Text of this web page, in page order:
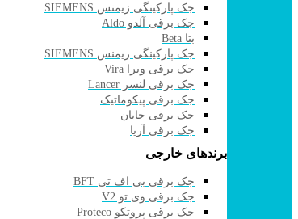
جک پارکینگی زیمنس SIEMENS
جک برقی آلدو Aldo
بتا Beta
جک پارکینگی زیمنس SIEMENS
جک برقی ویرا Vira
جک برقی لنسر Lancer
جک برقی پیکوماتیک
جک برقی جابان
جک برقی آریا
برندهای خارجی
جک برقی بی اف تی BFT
جک برقی وی تو V2
جک برقی پروتکو Proteco